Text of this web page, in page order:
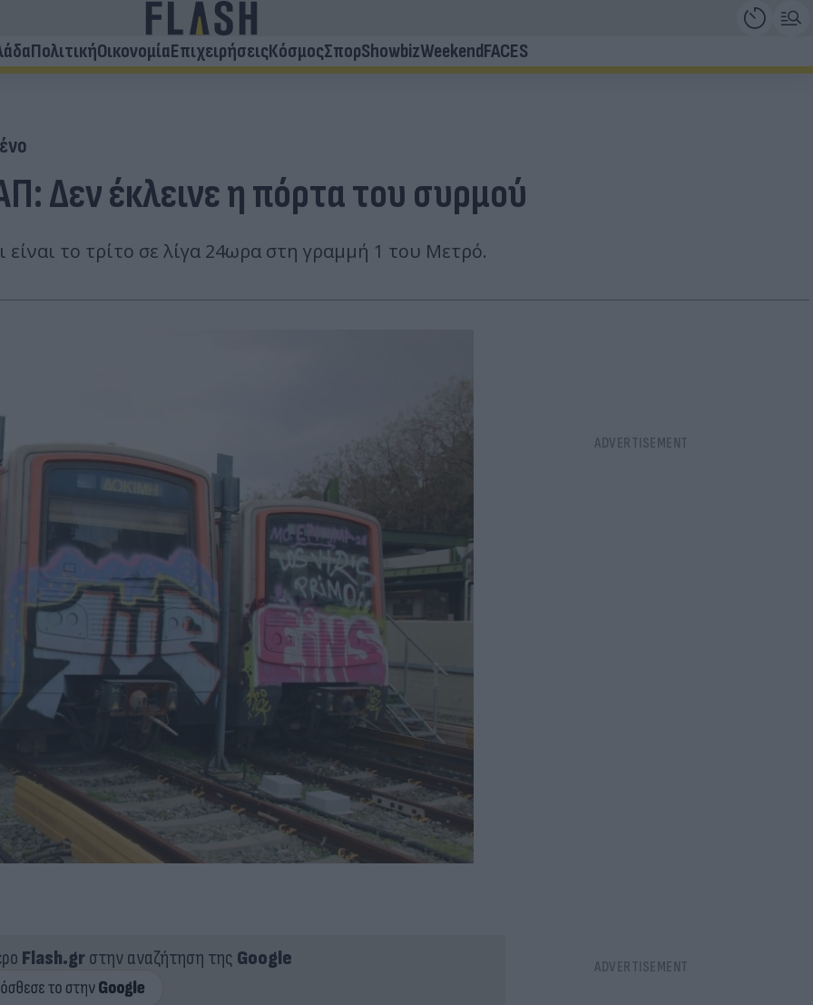
ΠολιτικήΟικονομίαΕπιχειρήσειςΚόσμοςΣπορShowbizWeekendFACES
Δεν έκλεινε η πόρτα του συρμού
είναι το τρίτο σε λίγα 24ωρα στη γραμμή 1 του Μετρό.
Flash.grστην αναζήτηση της Google